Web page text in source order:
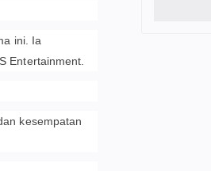
ini. Ia
Entertainment.
kesempatan